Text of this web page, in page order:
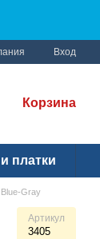
Вход
Корзина
платки
Gray
Артикул
3405